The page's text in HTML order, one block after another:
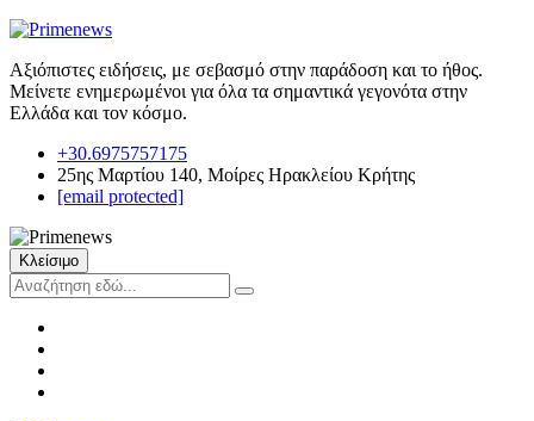
Αξιόπιστες ειδήσεις, με σεβασμό στην παράδοση και το ήθος.
Μείνετε ενημερωμένοι για όλα τα σημαντικά γεγονότα στην
Ελλάδα και τον κόσμο.
+30.6975757175
25ης Μαρτίου 140, Μοίρες Ηρακλείου Κρήτης
[email protected]
Κλείσιμο